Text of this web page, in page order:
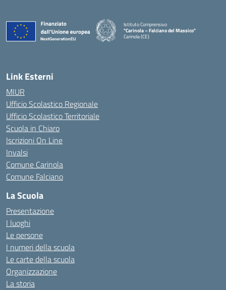
Istituto Comprensivo
"Carinola – Falciano del Massico"
Carinola (CE)
Link Esterni
MIUR
Ufficio Scolastico Regionale
Ufficio Scolastico Territoriale
Scuola in Chiaro
Iscrizioni On Line
Invalsi
Comune Carinola
Comune Falciano
La Scuola
Presentazione
I luoghi
Le persone
I numeri della scuola
Le carte della scuola
Organizzazione
La storia